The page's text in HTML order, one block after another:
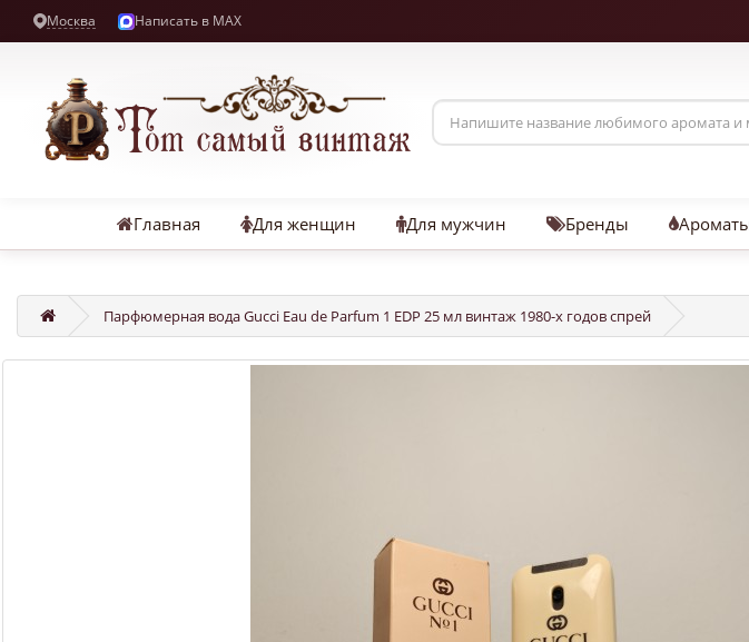
Москва Написать в MAX
Главная Для женщин Для мужчин Бренды
Парфюмерная вода Gucci Eau de Parfum 1 EDP 25 мл винтаж 1980-х годов спрей